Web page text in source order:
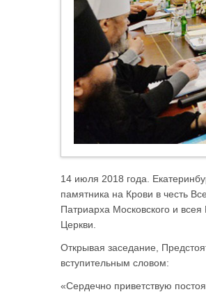
14 июля 2018 года.
памятника на Крови в честь
Патриарха Московского и
Церкви.
Открывая заседание,
вступительным словом:
«Сердечно приветствую